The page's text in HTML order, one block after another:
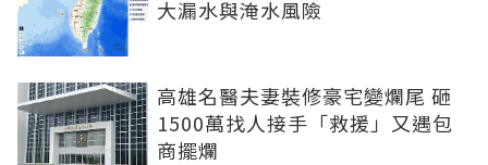
大漏水與淹水風險
高雄名醫夫妻裝修豪宅變爛尾 砸
1500萬找人接手「救援」又遇包
商擺爛